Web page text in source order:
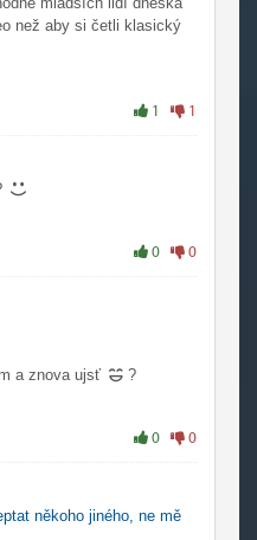
než aby si četli klasický
1 1
0 0
a znova ujsť ?
0 0
někoho jiného, ne mě